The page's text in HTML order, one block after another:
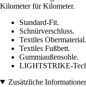
Kilometer für Kilometer.
Standard-Fit.
Schnürverschluss.
Textiles Obermaterial.
Textiles Fußbett.
Gummiaußensohle.
LIGHTSTRIKE-
Zusätzliche